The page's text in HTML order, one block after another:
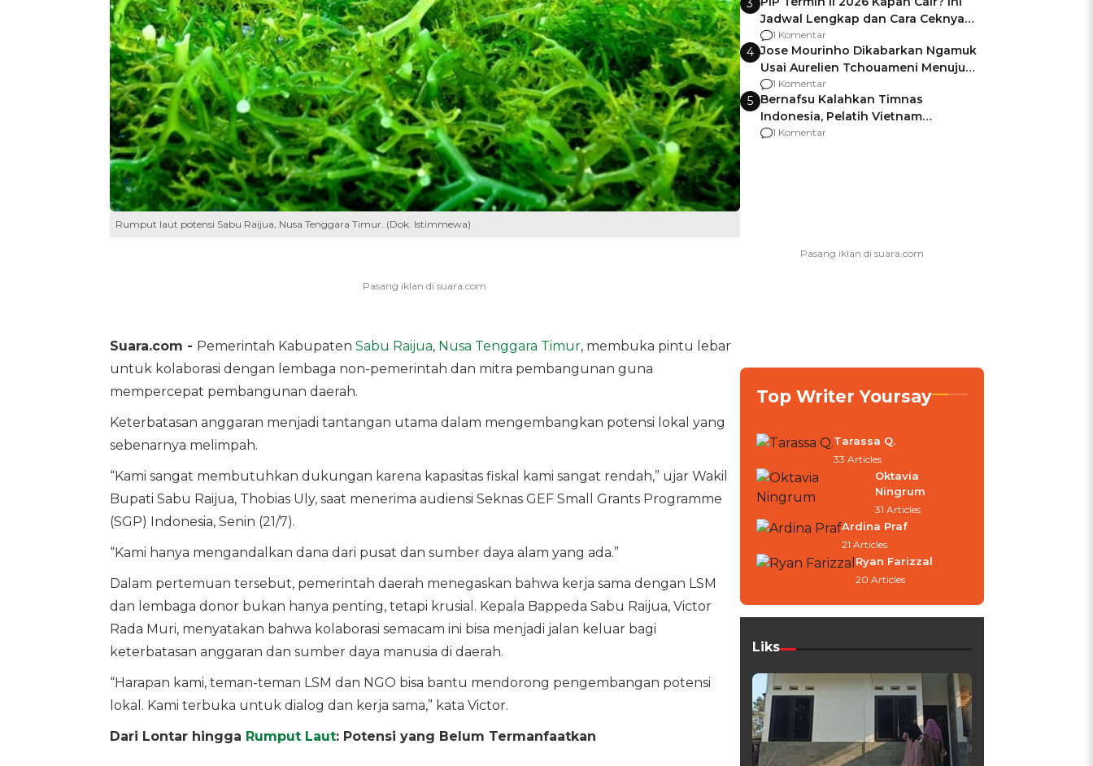
Rumput laut potensi Sabu Raijua, Nusa Tenggara Timur. (Dok. Istimmewa)
Suara.com - Pemerintah Kabupaten Sabu Raijua, Nusa Tenggara Timur, membuka pintu lebar
untuk kolaborasi dengan lembaga non-pemerintah dan mitra pembangunan guna
mempercepat pembangunan daerah.
Keterbatasan anggaran menjadi tantangan utama dalam mengembangkan potensi lokal yang
sebenarnya melimpah.
“Kami sangat membutuhkan dukungan karena kapasitas fiskal kami sangat rendah,” ujar Wakil
Bupati Sabu Raijua, Thobias Uly, saat menerima audiensi Seknas GEF Small Grants Programme
(SGP) Indonesia, Senin (21/7).
“Kami hanya mengandalkan dana dari pusat dan sumber daya alam yang ada.”
Dalam pertemuan tersebut, pemerintah daerah menegaskan bahwa kerja sama dengan LSM
dan lembaga donor bukan hanya penting, tetapi krusial. Kepala Bappeda Sabu Raijua, Victor
Rada Muri, menyatakan bahwa kolaborasi semacam ini bisa menjadi jalan keluar bagi
keterbatasan anggaran dan sumber daya manusia di daerah.
“Harapan kami, teman-teman LSM dan NGO bisa bantu mendorong pengembangan potensi
lokal. Kami terbuka untuk dialog dan kerja sama,” kata Victor.
Dari Lontar hingga Rumput Laut: Potensi yang Belum Termanfaatkan
3
Jadwal Lengkap dan Cara Ceknya
agar Dana Tidak Hangus!
1 Komentar
4 Jose Mourinho Dikabarkan Ngamuk
Usai Aurelien Tchouameni Menuju
Manchester United
1 Komentar
5 Bernafsu Kalahkan Timnas
Indonesia, Pelatih Vietnam
Berencana Pakai Jimat di Pakansari
1 Komentar
Top Writer Yoursay
Tarassa Q.
33 Articles
Oktavia
Ningrum
31 Articles
Ardina Praf
21 Articles
Ryan Farizzal
20 Articles
Liks